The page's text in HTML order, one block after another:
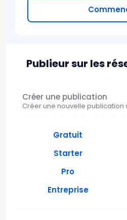
Publieur sur les
Créer une publication
Créer une nouvelle publication
Gratuit
Starter
Pro
Entreprise